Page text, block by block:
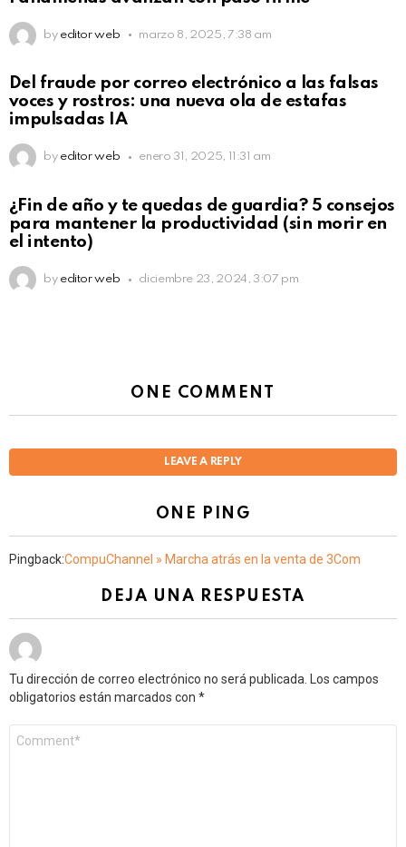
by editor web marzo 8, 2025, 7:38 am
Del fraude por correo electrónico a las falsas
voces y rostros: una nueva ola de estafas
impulsadas IA
by editor web enero 31, 2025, 11:31 am
¿Fin de año y te quedas de guardia? 5 consejos
para mantener la productividad (sin morir en
el intento)
by editor web diciembre 23, 2024, 3:07 pm
ONE COMMENT
LEAVE A REPLY
ONE PING
Pingback:CompuChannel » Marcha atrás en la venta de 3Com
DEJA UNA RESPUESTA
Tu dirección de correo electrónico no será publicada.
Los campos
obligatorios están marcados con *